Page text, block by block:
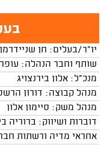
יו"ר/בעלים: חן שניידרמן
שותף וחבר הנהלה:
מנכ"ל: אלון בירנצויג
מנהל קבוצה: דורון
מנהל משק: סיימון אלון
דוברות ושיווק: ברוריה
אחראי מדיה ורשתות